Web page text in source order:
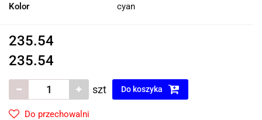
Kolor cyan
235.54
235.54
szt Do koszyka
Do przechowalni